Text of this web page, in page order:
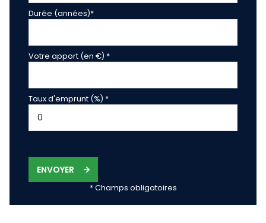
Durée (années)*
Votre apport (en €) *
Taux d'emprunt (%) *
ENVOYER
* Champs obligatoires